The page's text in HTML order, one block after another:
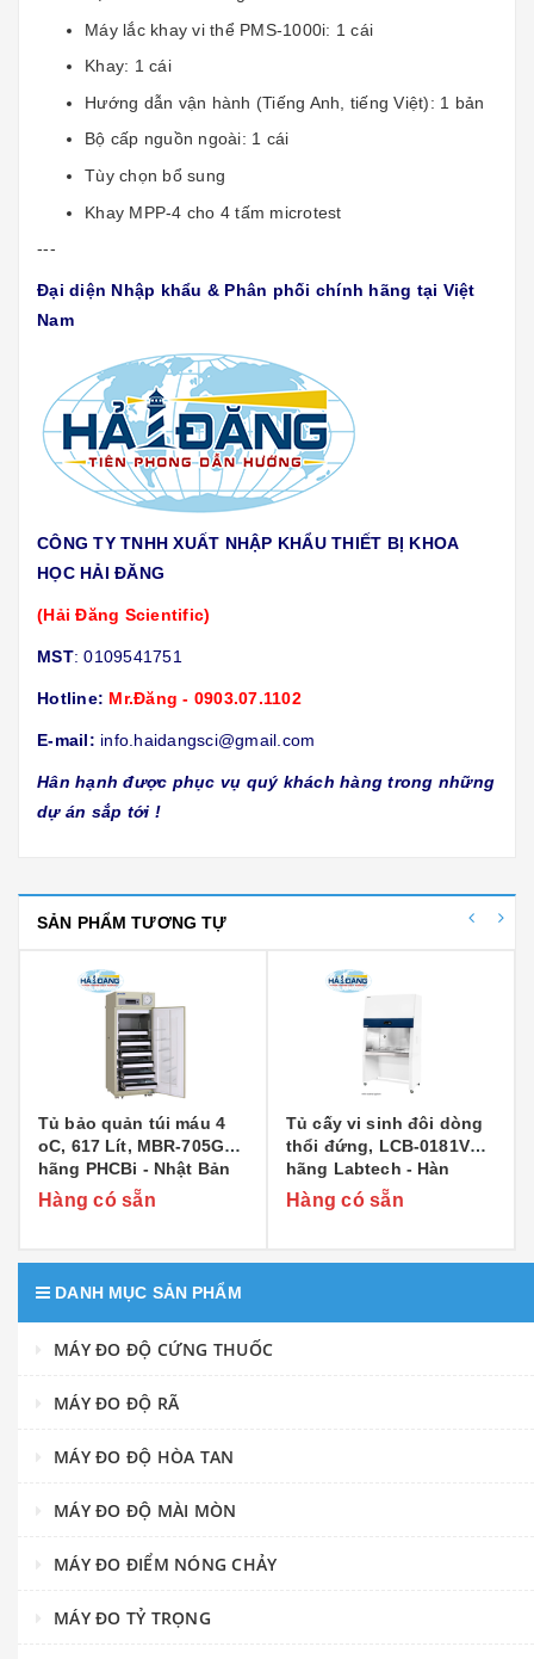
Máy lắc khay vi thể PMS-1000i: 1 cái
Khay: 1 cái
Hướng dẫn vận hành (Tiếng Anh, tiếng Việt): 1 bản
Bộ cấp nguồn ngoài: 1 cái
Tùy chọn bổ sung
Khay MPP-4 cho 4 tấm microtest
---
Đại diện Nhập khẩu & Phân phối chính hãng tại Việt
Nam
CÔNG TY TNHH XUẤT NHẬP KHẨU THIẾT BỊ KHOA
HỌC HẢI ĐĂNG
(Hải Đăng Scientific)
MST: 0109541751
Hotline: Mr.Đăng - 0903.07.1102
E-mail: info.haidangsci@gmail.com
Hân hạnh được phục vụ quý khách hàng trong những
dự án sắp tới !
SẢN PHẨM TƯƠNG TỰ
Tủ bảo quản túi máu 4
oC, 617 Lít, MBR-705GR
hãng PHCBi - Nhật Bản
Hàng có sẵn
Tủ cấy vi sinh đôi dòng
thổi đứng, LCB-0181VW
hãng Labtech - Hàn
Quốc
Hàng có sẵn
DANH MỤC SẢN PHẨM
MÁY ĐO ĐỘ CỨNG THUỐC
MÁY ĐO ĐỘ RÃ
MÁY ĐO ĐỘ HÒA TAN
MÁY ĐO ĐỘ MÀI MÒN
MÁY ĐO ĐIỂM NÓNG CHẢY
MÁY ĐO TỶ TRỌNG